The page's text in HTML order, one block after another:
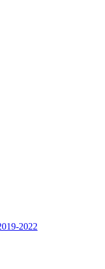
2022